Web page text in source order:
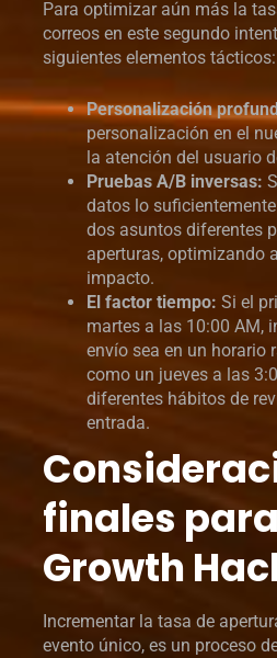
Para optimizar aún más la
correos en este segundo
siguientes elementos tácticos:
Personalización
personalización en el
la atención del usuario
Pruebas A/B inversas:
datos lo
dos asuntos diferentes
aperturas, optimizando
impacto.
El factor tiempo: Si el
martes a las 10:00 AM,
envío sea en un horario
como un jueves a las
diferentes hábitos de
entrada.
finales
Growth
Incrementar la tasa de
evento único, es un proceso